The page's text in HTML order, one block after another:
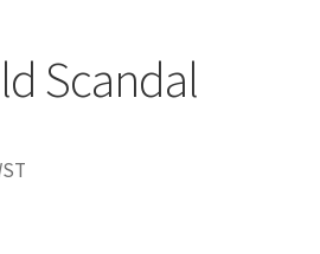
Scandal